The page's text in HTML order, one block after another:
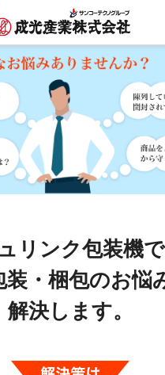
リンク包装機で
装・梱包のお悩
解決します。